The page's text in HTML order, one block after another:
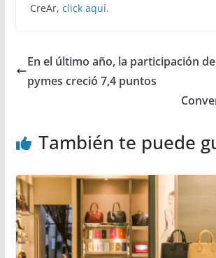
CreAr, click aquí.
En el último año, la participación
pymes creció 7,4 puntos
También te puede